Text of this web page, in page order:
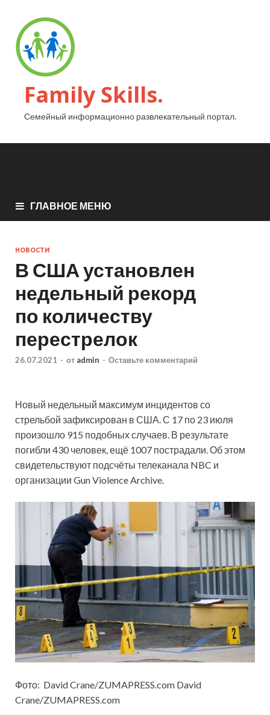
Family Skills.
Семейный информационно развлекательный портал.
ГЛАВНОЕ МЕНЮ
НОВОСТИ
В США установлен
недельный рекорд
по количеству
перестрелок
26.07.2021 - от admin - Оставьте комментарий
Новый недельный максимум инцидентов со
стрельбой зафиксирован в США. С 17 по 23 июля
произошло 915 подобных случаев. В результате
погибли 430 человек, ещё 1007 пострадали. Об этом
свидетельствуют подсчёты телеканала NBC и
организации Gun Violence Archive.
Фото: David Crane/ZUMAPRESS.com David
Crane/ZUMAPRESS.com